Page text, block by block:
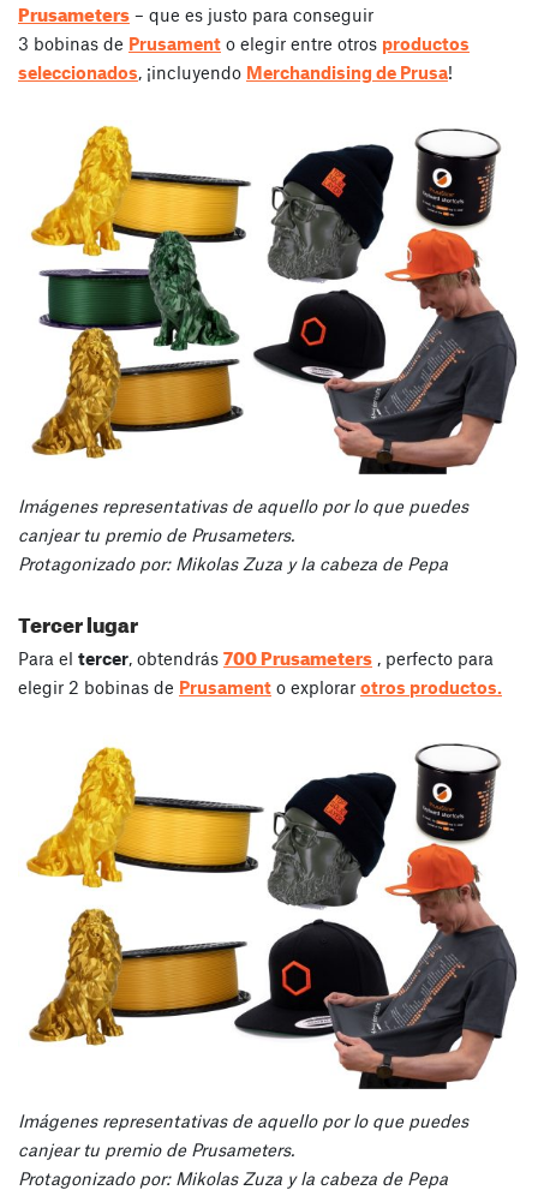
Prusameters – que es justo para conseguir
3 bobinas de Prusament o elegir entre otros productos
seleccionados , ¡incluyendo Merchandising de Prusa!
Imágenes representativas de aquello por lo que puedes
canjear tu premio de Prusameters.
Protagonizado por: Mikolas Zuza y la cabeza de Pepa
Tercer lugar
Para el tercer, obtendrás 700 Prusameters , perfecto para
elegir 2 bobinas de Prusament o explorar otros productos.
Imágenes representativas de aquello por lo que puedes
canjear tu premio de Prusameters.
Protagonizado por: Mikolas Zuza y la cabeza de Pepa